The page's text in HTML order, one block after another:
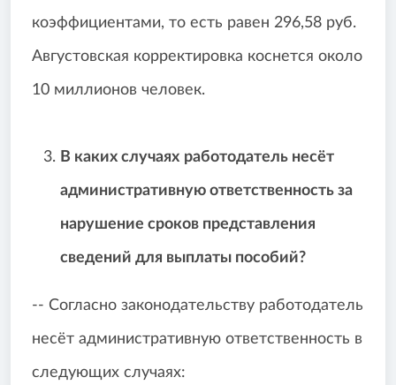
коэффициентами, то есть равен 296,58 руб.
Августовская корректировка коснется около
10 миллионов человек.
В каких случаях работодатель несёт
административную ответственность за
нарушение сроков представления
сведений для выплаты пособий?
-- Согласно законодательству работодатель
несёт административную ответственность в
следующих случаях: